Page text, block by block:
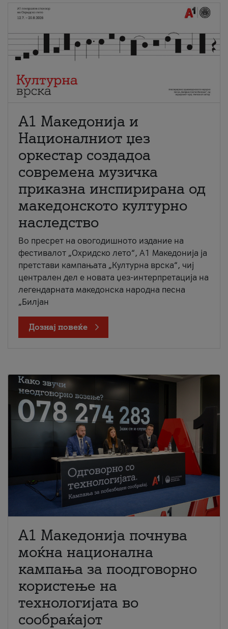
А1 Македонија и
Националниот џез
оркестар создадоа
современа музичка
приказна инспирирана од
македонското културно
наследство
Во пресрет на овогодишното издание на
фестивалот „Охридско лето“, А1 Македонија ја
претстави кампањата „Културна врска“, чиј
централен дел е новата џез-интерпретација на
легендарната македонска народна песна
„Билјан
Дознај повеќе
A1 Македонија почнува
моќна национална
кампања за поодговорно
користење на
технологијата во
сообраќајот